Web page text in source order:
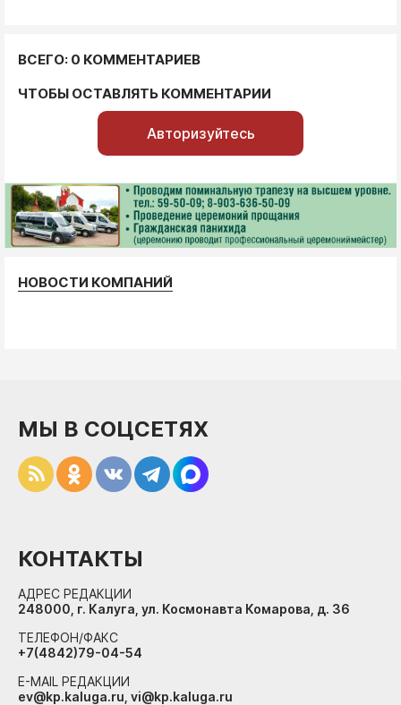
ВСЕГО: 0 КОММЕНТАРИЕВ
ЧТОБЫ ОСТАВЛЯТЬ КОММЕНТАРИИ
Авторизуйтесь
НОВОСТИ КОМПАНИЙ
МЫ В СОЦСЕТЯХ
КОНТАКТЫ
АДРЕС РЕДАКЦИИ
248000, г. Калуга, ул. Космонавта Комарова, д. 36
ТЕЛЕФОН/ФАКС
+7(4842)79-04-54
E-MAIL РЕДАКЦИИ
ev@kp.kaluga.ru, vi@kp.kaluga.ru